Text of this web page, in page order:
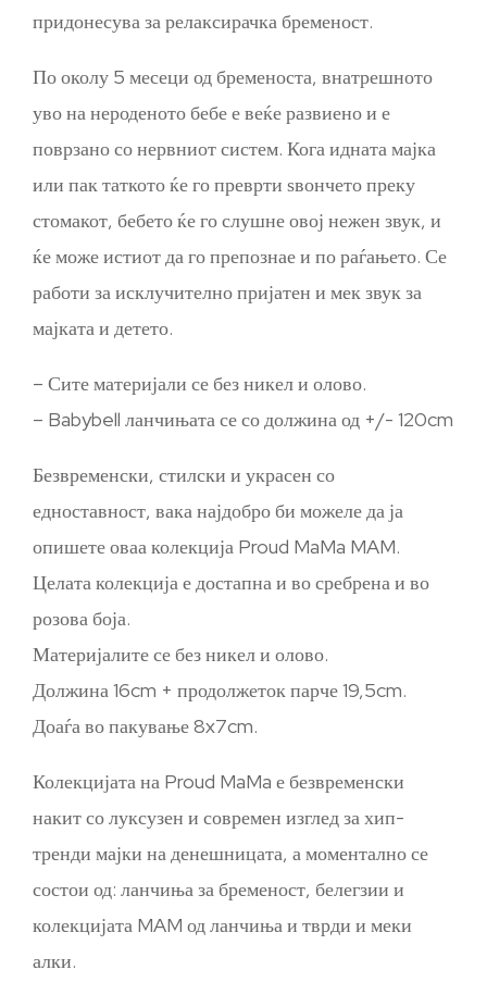
придонесува за релаксирачка бременост.
По околу 5 месеци од бременоста, внатрешното
уво на нероденото бебе е веќе развиено и е
поврзано со нервниот систем. Кога идната мајка
или пак таткото ќе го преврти ѕвончето преку
стомакот, бебето ќе го слушне овој нежен звук, и
ќе може истиот да го препознае и по раѓањето. Се
работи за исклучително пријатен и мек звук за
мајката и детето.
– Сите материјали се без никел и олово.
– Babybell ланчињата се со должина од +/- 120cm
Безвременски, стилски и украсен со
едноставност, вака најдобро би можеле да ја
опишете оваа колекција Proud MaMa MAM.
Целата колекција е достапна и во сребрена и во
розова боја.
Материјалите се без никел и олово.
Должина 16cm + продолжеток парче 19,5cm.
Доаѓа во пакување 8x7cm.
Колекцијата на Proud MaMa е безвременски
накит со луксузен и современ изглед за хип-
тренди мајки на денешницата, а моментално се
состои од: ланчиња за бременост, белегзии и
колекцијата MAM од ланчиња и тврди и меки
алки.